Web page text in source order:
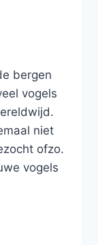
bergen
vogels
niet
ofzo.
vogels